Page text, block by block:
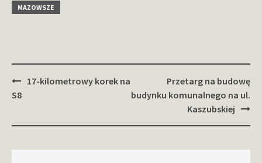
MAZOWSZE
Zobacz
wpisy
17-kilometrowy korek na
S8
Przetarg na budowę
budynku komunalnego na ul.
Kaszubskiej